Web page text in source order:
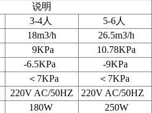
说明
3-4人
5-6人
18m3/h
26.5m3/h
9KPa
10.78KPa
-6.5KPa
-9KPa
＜ 7KPa ＜ 7KPa
220V AC/50HZ
220V AC/50HZ
180W
250W